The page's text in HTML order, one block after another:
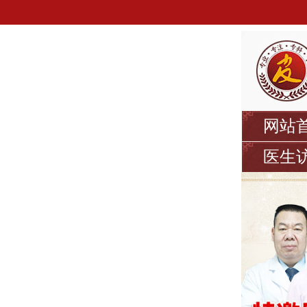
网站
医生